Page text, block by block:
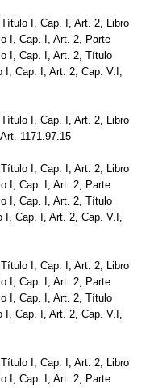
I, Cap. I, Art. 2, Libro
I, Cap. I, Art. 2, Parte
I, Cap. I, Art. 2, Título
I, Cap. I, Art. 2, Cap. V.I,
I, Cap. I, Art. 2, Libro
1171.97.15
I, Cap. I, Art. 2, Libro
I, Cap. I, Art. 2, Parte
I, Cap. I, Art. 2, Título
I, Cap. I, Art. 2, Cap. V.I,
I, Cap. I, Art. 2, Libro
I, Cap. I, Art. 2, Parte
I, Cap. I, Art. 2, Título
I, Cap. I, Art. 2, Cap. V.I,
I, Cap. I, Art. 2, Libro
I, Cap. I, Art. 2, Parte